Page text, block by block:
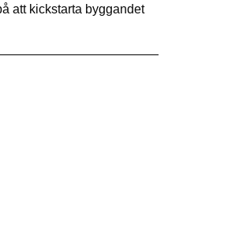
att kickstarta byggandet